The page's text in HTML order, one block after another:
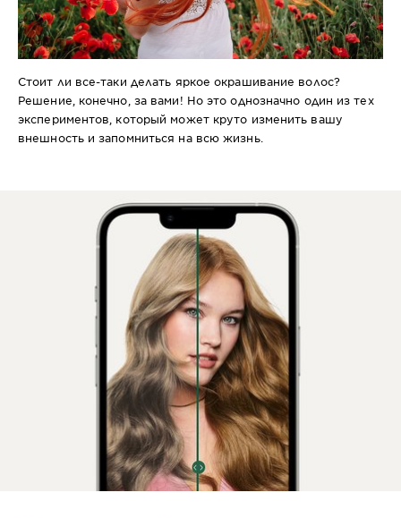
Стоит ли все-таки делать яркое окрашивание волос?
Решение, конечно, за вами! Но это однозначно один из тех
экспериментов, который может круто изменить вашу
внешность и запомниться на всю жизнь.